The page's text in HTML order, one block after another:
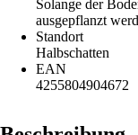
Solange der
ausgepflanzt
Standort
Halbschatten
EAN
4255804904672